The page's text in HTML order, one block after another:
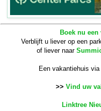
Boek nu
Verblijft u liever op een
of liever naar
Een vakantiehuis via
>> Vind uw
Linktree